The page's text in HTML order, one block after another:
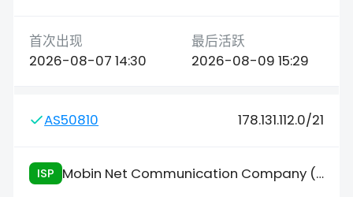
2026-08-07 14:30 2026-08-09 15:29
AS50810 178.131.112.0/21
ISP Mobin Net Communication Company (Private Joint Stock)